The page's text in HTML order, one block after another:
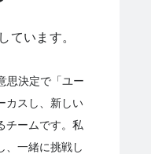
ています。
思決定で「ユー
カスし、新しい
チームです。私
、一緒に挑戦し